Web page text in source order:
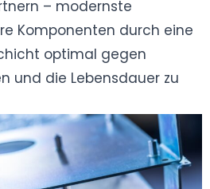
– modernste
Komponenten durch eine
optimal gegen
und die Lebensdauer zu